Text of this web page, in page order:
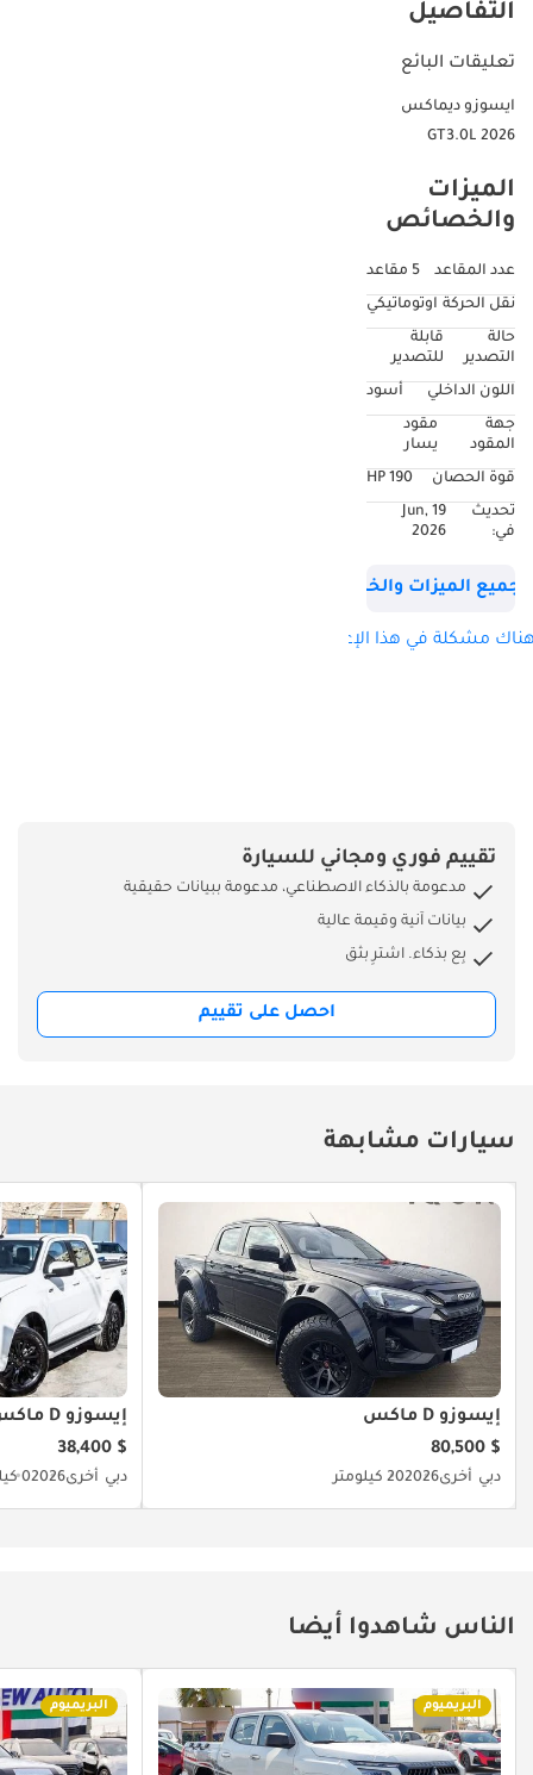
التفاصيل
تعليقات البائع
ايسوزو ديماكس
GT3.0L 2026
الميزات
والخصائص
عدد المقاعد
5 مقاعد
نقل الحركة اوتوماتيكي
حالة
التصدير
قابلة
للتصدير
اللون الداخلي
أسود
جهة
المقود
مقود
يسار
قوة الحصان
190 HP
تحديث
في:
19 Jun,
2026
جميع الميزات والخصائص
مشكلة في هذا الإعلان؟
تقييم فوري ومجاني للسيارة
مدعومة بالذكاء الاصطناعي، مدعومة ببيانات حقيقية
بيانات آنية وقيمة عالية
بِع بذكاء. اشترِ بثق
احصل على تقييم
سيارات مشابهة
إيسوزو D ماكس
$ 80,500
دبي أخرى202620 كيلومتر
إيسوزو D ماكس
$ 38,400
دبي أخرى20260 كيلومتر
الناس شاهدوا أيضا
البريميوم البريميوم